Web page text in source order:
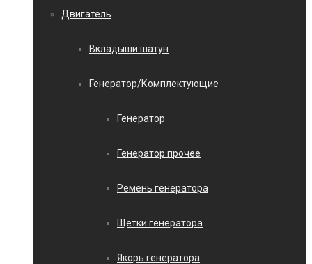
Двигатель
Вкладыши шатун
Генератор/Комплектующие
Генератор
Генератор прочее
Ремень генератора
Щетки генератора
Якорь генератора